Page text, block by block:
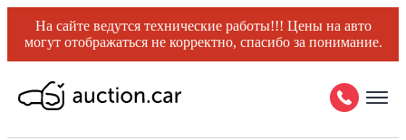
На сайте ведутся технические работы!!! Цены на авто
могут отображаться не корректно, спасибо за понимание.